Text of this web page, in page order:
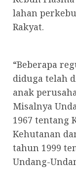
lahan
Rakyat.
“Beberapa
diduga telah
anak
Misalnya
1967 tentang
Kehutanan
tahun 1999
Undang-